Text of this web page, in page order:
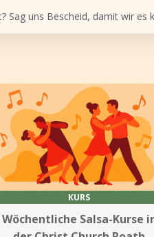
uns Bescheid, damit wir es
KURS
Wöchentliche Salsa-Kurse